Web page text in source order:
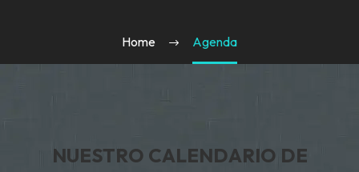
Home Agenda
NUESTRO CALENDARIO DE